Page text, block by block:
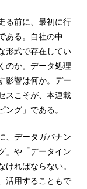
る前に、最初に行
ある。自社の中
形式で存在してい
のか。データ処理
影響は何か。デー
スこそが、本連載
グ」である。
、データガバナン
」や「データイン
ればならない。
活用することもで